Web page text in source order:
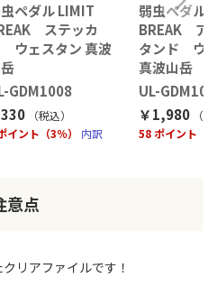
ペダル LIMIT
ステッカ
ウェスタン 真波
GDM1008
（税込）
イント（3％）
内訳
弱虫ペダル
BREAK ア
タンド ウ
真波山岳
UL-
￥1,980
（
58 ポイント（3
意点
リアファイルです！